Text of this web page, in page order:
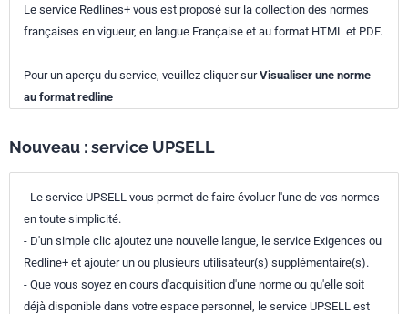
Le service Redlines+ vous est proposé sur la collection des normes
françaises en vigueur, en langue Française et au format HTML et PDF.
Pour un aperçu du service, veuillez cliquer surVisualiser une norme
au format redline
Nouveau : service UPSELL
- Le service UPSELL vous permet de faire évoluer l'une de vos normes
en toute simplicité.
- D'un simple clic ajoutez une nouvelle langue, le service Exigences ou
Redline+ et ajouter un ou plusieurs utilisateur(s) supplémentaire(s).
- Que vous soyez en cours d'acquisition d'une norme ou qu'elle soit
déjà disponible dans votre espace personnel, le service UPSELL est